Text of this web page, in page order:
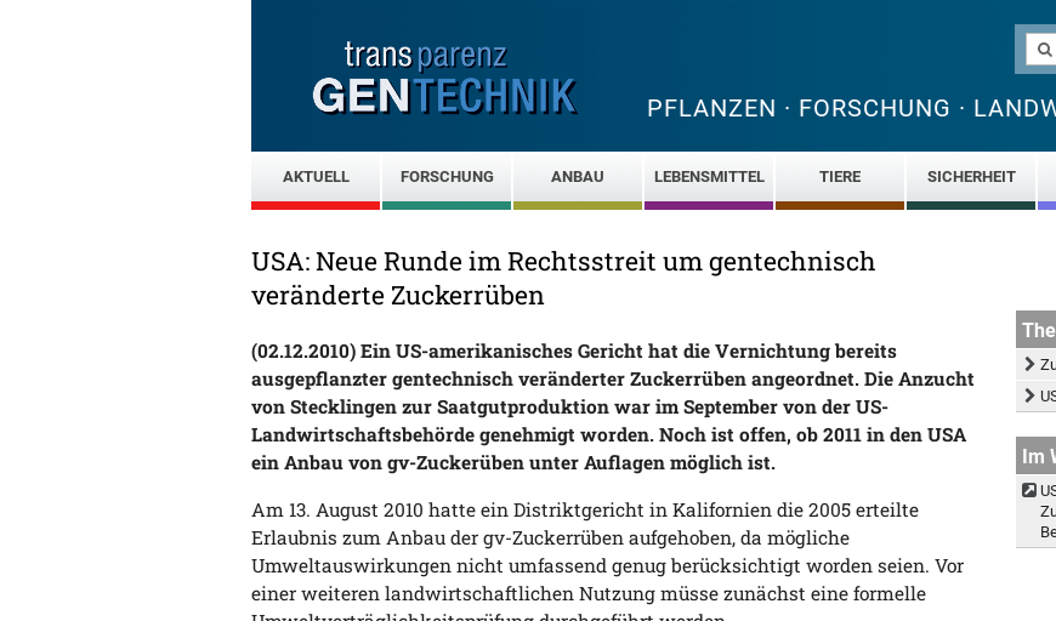
PFLANZEN · FORSCHUNG ·
AKTUELL FORSCHUNG ANBAU LEBENSMITTEL TIERE SICHERHEIT
USA: Neue Runde im Rechtsstreit um gentechnisch
veränderte Zuckerrüben
(02.12.2010) Ein US-amerikanisches Gericht hat die Vernichtung bereits
ausgepflanzter gentechnisch veränderter Zuckerrüben angeordnet. Die Anzucht
von Stecklingen zur Saatgutproduktion war im September von der US-
Landwirtschaftsbehörde genehmigt worden. Noch ist offen, ob 2011 in den USA
ein Anbau von gv-Zuckerüben unter Auflagen möglich ist.
Am 13. August 2010 hatte ein Distriktgericht in Kalifornien die 2005 erteilte
Erlaubnis zum Anbau der gv-Zuckerrüben aufgehoben, da mögliche
Umweltauswirkungen nicht umfassend genug berücksichtigt worden seien. Vor
einer weiteren landwirtschaftlichen Nutzung müsse zunächst eine formelle
Im